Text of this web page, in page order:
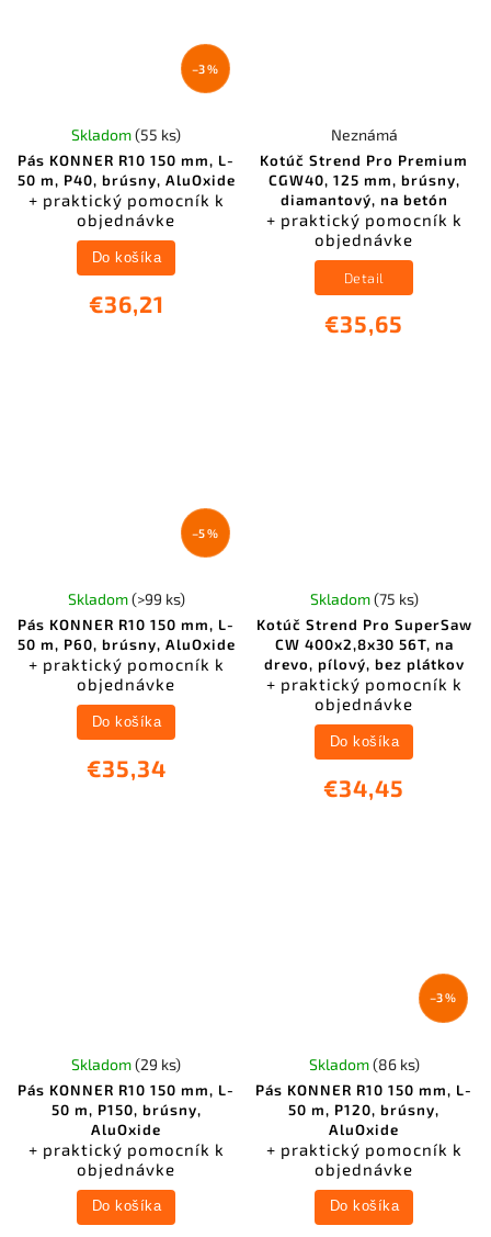
–3 %
Pás KONNER R10 150 mm, L-
50 m, P40, brúsny, AluOxide
+ praktický pomocník k
objednávke
Skladom(55 ks)
€36,21
Do košíka
Kotúč Strend Pro Premium
CGW40, 125 mm, brúsny,
diamantový, na betón
+ praktický pomocník k
objednávke
Neznámá
€35,65
Detail
–5 %
Pás KONNER R10 150 mm, L-
50 m, P60, brúsny, AluOxide
+ praktický pomocník k
objednávke
Skladom(>99 ks)
€35,34
Do košíka
Kotúč Strend Pro SuperSaw
CW 400x2,8x30 56T, na
drevo, pílový, bez plátkov
+ praktický pomocník k
objednávke
Skladom(75 ks)
€34,45
Do košíka
Pás KONNER R10 150 mm, L-
50 m, P150, brúsny,
AluOxide
+ praktický pomocník k
objednávke
Skladom(29 ks)
Do košíka
–3 %
Pás KONNER R10 150 mm, L-
50 m, P120, brúsny,
AluOxide
+ praktický pomocník k
objednávke
Skladom(86 ks)
Do košíka